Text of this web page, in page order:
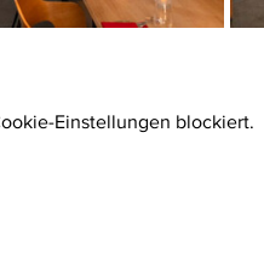
Einstellungen blockiert.